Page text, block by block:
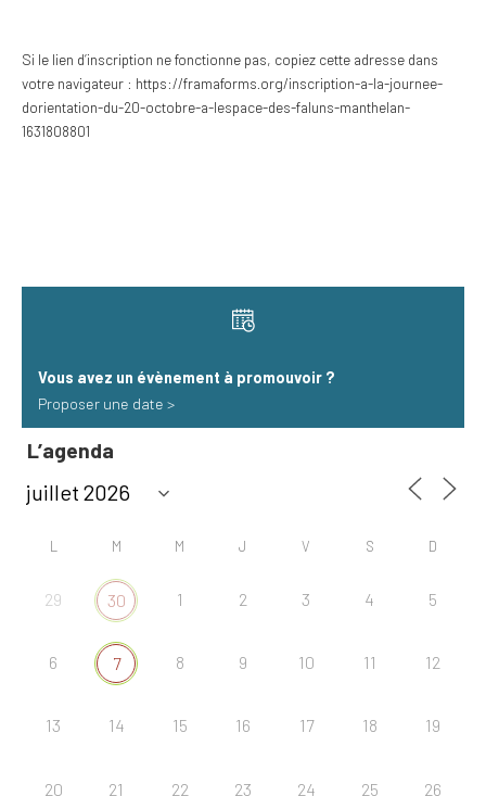
Si le lien d’inscription ne fonctionne pas, copiez cette adresse dans
votre navigateur : https://framaforms.org/inscription-a-la-journee-
dorientation-du-20-octobre-a-lespace-des-faluns-manthelan-
1631808801
Vous avez un évènement à promouvoir​ ?
Proposer une date >
L’agenda
L M M J V S D
29 30 1 2 3 4 5
6 7 8 9 10 11 12
13 14 15 16 17 18 19
20 21 22 23 24 25 26